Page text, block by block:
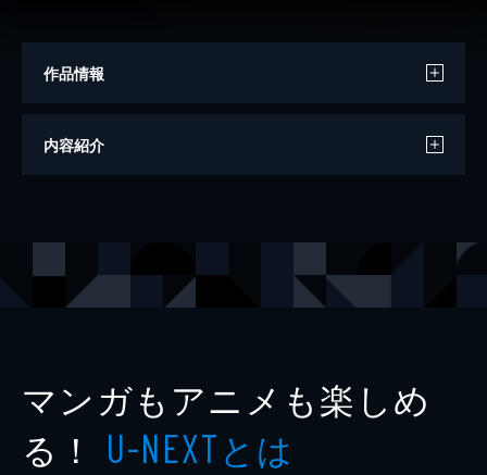
作品情報
モデル
内容紹介
マンガもアニメも楽しめ
る！ U-NEXTとは